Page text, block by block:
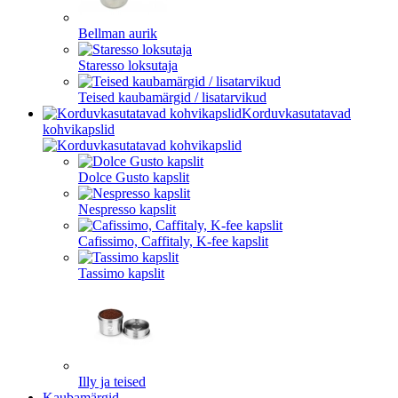
Bellman aurik
Staresso loksutaja
Teised kaubamärgid / lisatarvikud
Korduvkasutatavad
kohvikapslid
Dolce Gusto kapslit
Nespresso kapslit
Cafissimo, Caffitaly, K-fee kapslit
Tassimo kapslit
Illy ja teised